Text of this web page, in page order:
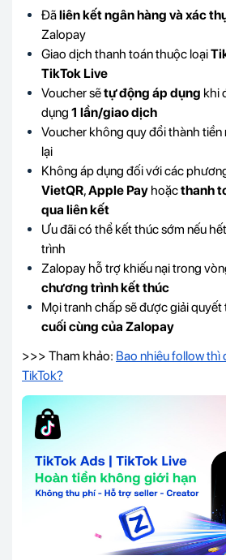
Đãliên kết ngân hàng và xác
Zalopay
Giao dịch thanh toán thuộc loại
TikTok Live
Voucher sẽtự động áp dụng khi
dụng 1 lần/giao dịch
Voucher không quy đổi thành
lại
Không áp dụng đối với các
VietQR,Apple Pay hoặcthanh
qua liên kết
Ưu đãi có thể kết thúc sớm nếu
trình
Zalopay hỗ trợ khiếu nại trong
chương trình kết thúc
Mọi tranh chấp sẽ được giải quyết
cuối cùng của Zalopay
>>> Tham khảo: Bao nhiêu follow thì
TikTok?